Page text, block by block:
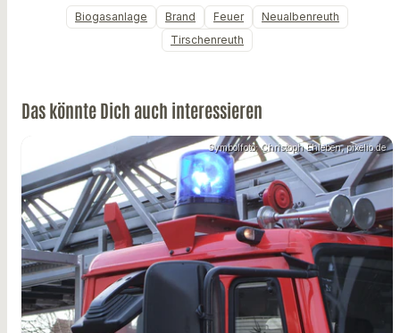
Biogasanlage Brand Feuer
Neualbenreuth
Tirschenreuth
Das könnte Dich auch interessieren
Symbolfoto: Christoph Ehleben, pixelio.de